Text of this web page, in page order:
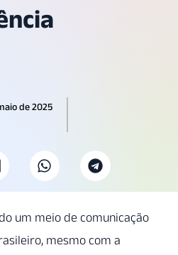
de 2025
um meio de comunicação
mesmo com a